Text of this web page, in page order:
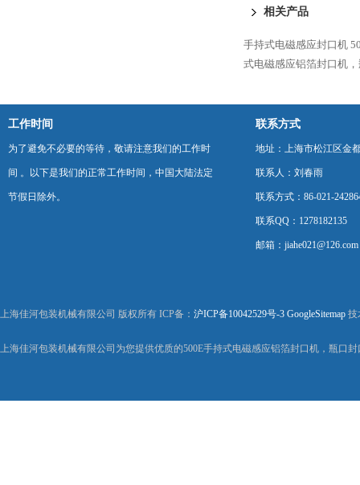
相关产品
手持式电磁感应封口机
式电磁感应铝箔封口机
工作时间
为了避免不必要的等待，敬请注意我们的工作时
间 。以下是我们的正常工作时间，中国大陆法定
节假日除外。
联系方式
地址：上海市松江区金
联系人：刘春雨
联系方式：86-021-
联系QQ：1278182135
邮箱：jiahe021@126.com
上海佳河包装机械有限公司 版权所有 ICP备： 沪ICP备10042529号-3 GoogleSitemap 技
上海佳河包装机械有限公司为您提供优质的500E手持式电磁感应铝箔封口机，瓶口